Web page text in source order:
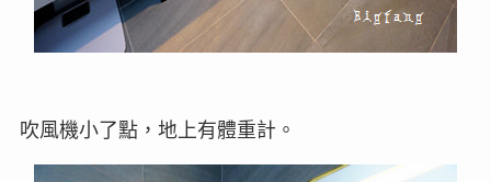
吹風機小了點，地上有體重計。